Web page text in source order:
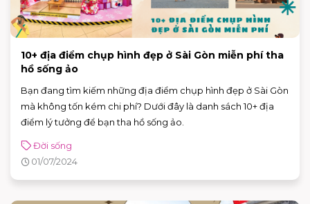
10+ địa điểm chụp hình đẹp ở Sài Gòn miễn phí tha
hồ sống ảo
Bạn đang tìm kiếm những địa điểm chụp hình đẹp ở Sài Gòn
mà không tốn kém chi phí? Dưới đây là danh sách 10+ địa
điểm lý tưởng để bạn tha hồ sống ảo.
Đời sống
01/07/2024